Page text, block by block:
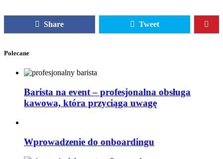
Share Tweet
Polecane
Barista na event – profesjonalna obsługa
kawowa, która przyciąga uwagę
Wprowadzenie do onboardingu